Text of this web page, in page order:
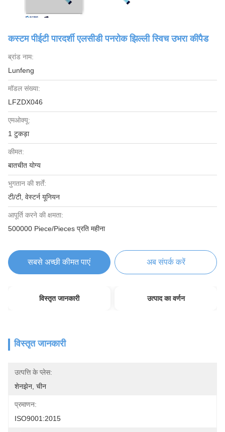
कस्टम पीईटी पारदर्शी एलसीडी पनरोक झिल्ली स्विच उभरा कीपैड
ब्रांड नाम:
Lunfeng
मॉडल संख्या:
LFZDX046
एमओक्यू:
1 टुकड़ा
कीमत:
बातचीत योग्य
भुगतान की शर्तें:
टी/टी, वेस्टर्न यूनियन
आपूर्ति करने की क्षमता:
500000 Piece/Pieces प्रति महीना
सबसे अच्छी कीमत पाएं अब संपर्क करें
विस्तृत जानकारी उत्पाद का वर्णन
विस्तृत जानकारी
उत्पत्ति के प्लेस:
शेनझेन, चीन
प्रमाणन:
ISO9001:2015